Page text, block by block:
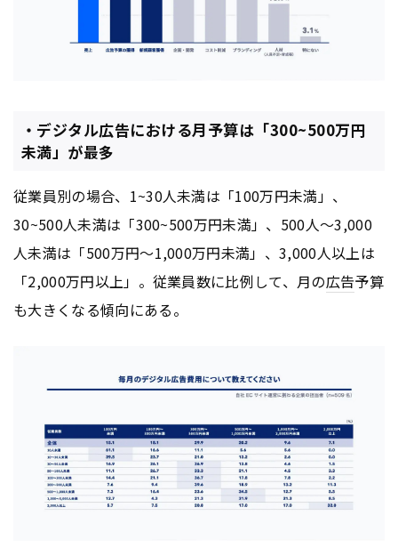
・デジタル広告における月予算は「300~500万円
未満」が最多
従業員別の場合、1~30人未満は「100万円未満」、
30~500人未満は「300~500万円未満」、500人～3,000
人未満は「500万円～1,000万円未満」、3,000人以上は
「2,000万円以上」。従業員数に比例して、月の広告予算
も大きくなる傾向にある。